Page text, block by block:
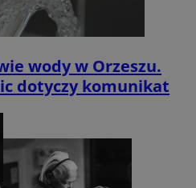
wody w Orzeszu.
dotyczy komunikat